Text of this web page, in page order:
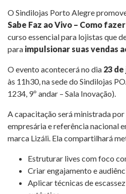
O Sindilojas Porto Alegre
Sabe Faz ao Vivo – Como
curso essencial para lojistas que
para impulsionar suas vendas
O evento acontecerá no dia 23
às 11h30, na sede do Sindilojas
1234, 9º andar – Sala Inovação).
A capacitação será ministrada por
empresária e referência nacional
marca Lizáli. Ela compartilhará
Estruturar lives com foco
Criar engajamento e
Aplicar técnicas de